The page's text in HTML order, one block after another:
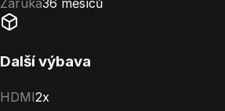
Záruka36 měsíců
Další výbava
HDMI2x